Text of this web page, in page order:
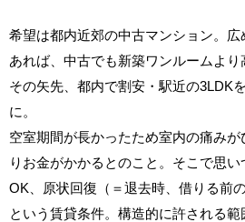
希望は都内近郊の中古マンション。
あれば、中古でも新築ワンルームより
その矢先、都内で割安・駅近の3LDK
に。
空室期間が長かったため室内の痛み
りお金がかかるとのこと。そこで思
OK、原状回復（＝退去時、借りる前
という賃貸条件。構造的に許される